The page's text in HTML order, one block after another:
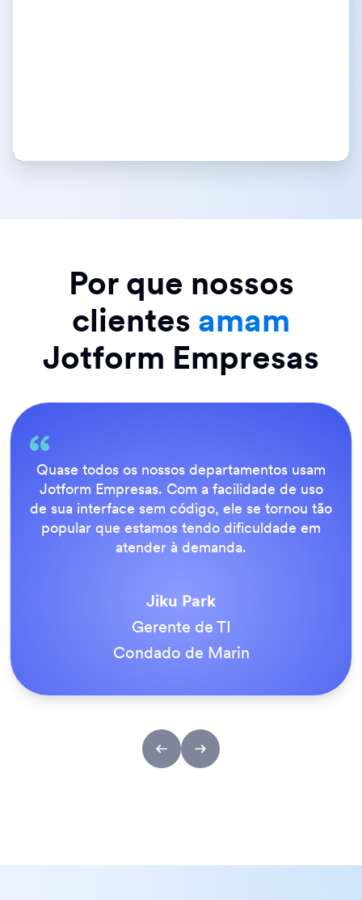
Por que nossos
clientes amam
Jotform Empresas
Tudo é muito fácil para o usuário final, e a
equipe de suporte da Jotform é incrível.
Quando todos os nossos formulários estavam
disponíveis, todos concordaram que essa era
Tony Richman
ACS Stainless Steel Fixings